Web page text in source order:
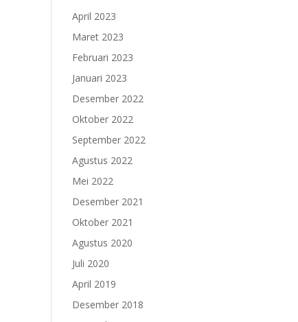
April 2023
Maret 2023
Februari 2023
Januari 2023
Desember 2022
Oktober 2022
September 2022
Agustus 2022
Mei 2022
Desember 2021
Oktober 2021
Agustus 2020
Juli 2020
April 2019
Desember 2018